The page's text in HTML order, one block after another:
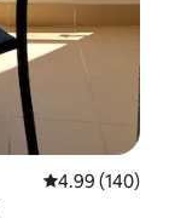
평점 4.99점(5
4.99 (140)